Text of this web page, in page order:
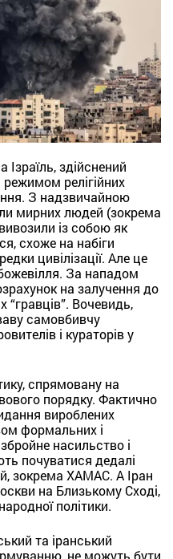
здійснений
релігійних
З надзвичайною
мирних людей (зокрема
із собою як
схоже на набіги
цивілізації. Але це
За нападом
на залучення до
“гравців”. Вочевидь,
самовбивчу
і кураторів у
спрямовану на
порядку. Фактично
вироблених
формальних і
насильство і
почуватися дедалі
зокрема ХАМАС. А Іран
на Близькому Сході,
політики.
та іранський